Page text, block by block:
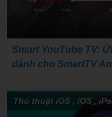
Smart YouTube TV:
dành cho SmartTV
Thủ thuật iOS , iOS ,